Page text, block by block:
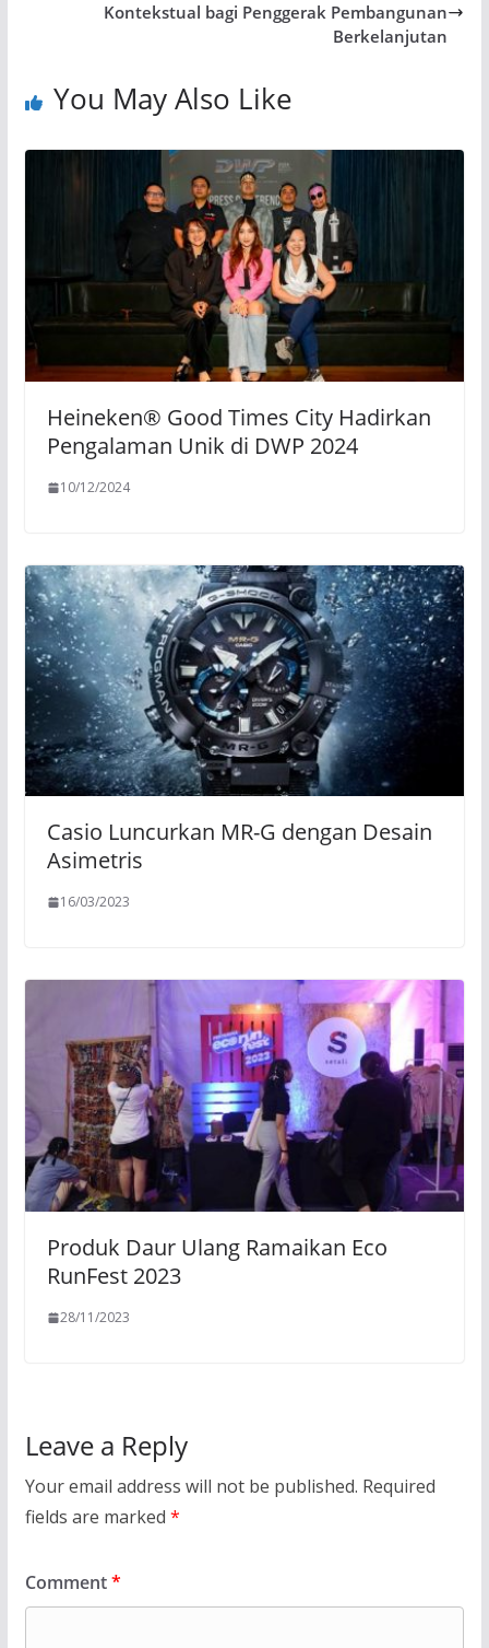
Kontekstual bagi Penggerak Pembangunan
Berkelanjutan
You May Also Like
Heineken® Good Times City Hadirkan
Pengalaman Unik di DWP 2024
10/12/2024
Casio Luncurkan MR-G dengan Desain
Asimetris
16/03/2023
Produk Daur Ulang Ramaikan Eco
RunFest 2023
28/11/2023
Leave a Reply
Your email address will not be published. Required
fields are marked *
Comment*